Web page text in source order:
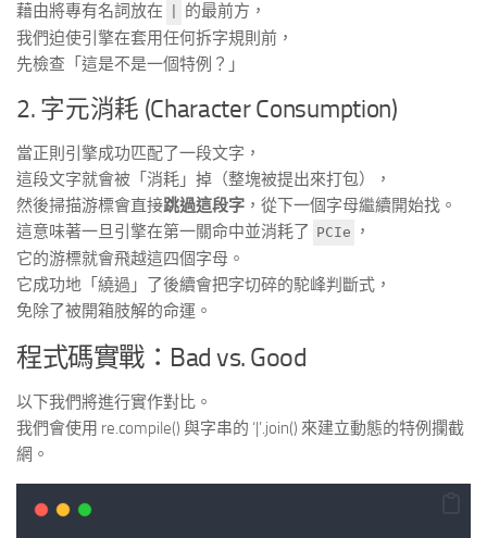
藉由將專有名詞放在
的最前方，
我們迫使引擎在套用任何拆字規則前，
先檢查「這是不是一個特例？」
2. 字元消耗 (Character Consumption)
當正則引擎成功匹配了一段文字，
這段文字就會被「消耗」掉（整塊被提出來打包），
然後掃描游標會直接跳過這段字 ，從下一個字母繼續開始找。
這意味著一旦引擎在第一關命中並消耗了 PCIe
，
它的游標就會飛越這四個字母。
它成功地「繞過」了後續會把字切碎的駝峰判斷式，
免除了被開箱肢解的命運。
程式碼實戰：Bad vs. Good
以下我們將進行實作對比。
我們會使用 re.compile() 與字串的 ‘|’.join() 來建立動態的特例攔截
網。